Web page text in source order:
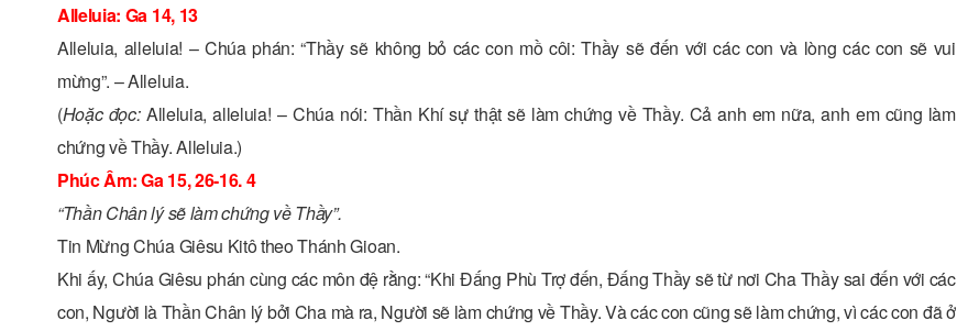
Alleluia: Ga 14, 13
Alleluia, alleluia! – Chúa phán: “Thầy sẽ không bỏ các con mồ côi: Thầy sẽ đến với các con và lòng các con sẽ vui
mừng”. – Alleluia.
(Hoặc đọc: Alleluia, alleluia! – Chúa nói: Thần Khí sự thật sẽ làm chứng về Thầy. Cả anh em nữa, anh em cũng làm
chứng về Thầy. Alleluia.)
Phúc Âm: Ga 15, 26-16. 4
“Thần Chân lý sẽ làm chứng về Thầy”.
Tin Mừng Chúa Giêsu Kitô theo Thánh Gioan.
Khi ấy, Chúa Giêsu phán cùng các môn đệ rằng: “Khi Ðấng Phù Trợ đến, Ðấng Thầy sẽ từ nơi Cha Thầy sai đến với các
con, Người là Thần Chân lý bởi Cha mà ra, Người sẽ làm chứng về Thầy. Và các con cũng sẽ làm chứng, vì các con đã ở